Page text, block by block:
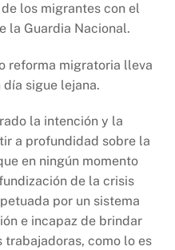
los migrantes con el
la Guardia Nacional.
reforma migratoria lleva
día sigue lejana.
la intención y la
a profundidad sobre la
en ningún momento
de la crisis
por un sistema
e incapaz de brindar
trabajadoras, como lo es